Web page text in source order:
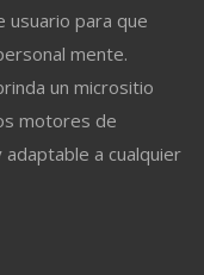
usuario para que
mente.
un micrositio
motores de
a cualquier